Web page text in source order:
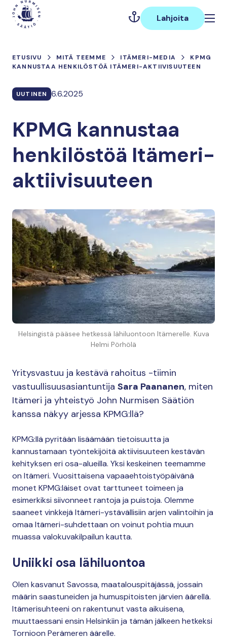
Hyppää
sisältöön
Päävalikko
Lahjoita
ETUSIVU MITÄ TEEMME ITÄMERI-MEDIA
KPMG
KANNUSTAA HENKILÖSTÖÄ ITÄMERI-AKTIIVISUUTEEN
UUTINEN 6.6.2025
KPMG kannustaa
henkilöstöä Itämeri-
aktiivisuuteen
Helsingistä pääsee hetkessä lähiluontoon Itämerelle. Kuva
Helmi Pörhölä
Yritysvastuu ja kestävä rahoitus -tiimin
vastuullisuusasiantuntija Sara Paananen, miten
Itämeri ja yhteistyö John Nurmisen Säätiön
kanssa näkyy arjessa KPMG:llä?
KPMG:llä pyritään lisäämään tietoisuutta ja
kannustamaan työntekijöitä aktiivisuuteen kestävän
kehityksen eri osa-alueilla. Yksi keskeinen teemamme
on Itämeri. Vuosittaisena vapaaehtoistyöpäivänä
monet KPMG:läiset ovat tarttuneet toimeen ja
esimerkiksi siivonneet rantoja ja puistoja. Olemme
saaneet vinkkejä Itämeri-ystävällisiin arjen valintoihin ja
omaa Itämeri-suhdettaan on voinut pohtia muun
muassa valokuvakilpailun kautta.
Uniikki osa lähiluontoa
Olen kasvanut Savossa, maatalouspitäjässä, jossain
määrin saastuneiden ja humuspitoisten järvien äärellä.
Itämerisuhteeni on rakentunut vasta aikuisena,
muuttaessani ensin Helsinkiin ja tämän jälkeen hetkeksi
Tornioon Perämeren äärelle.